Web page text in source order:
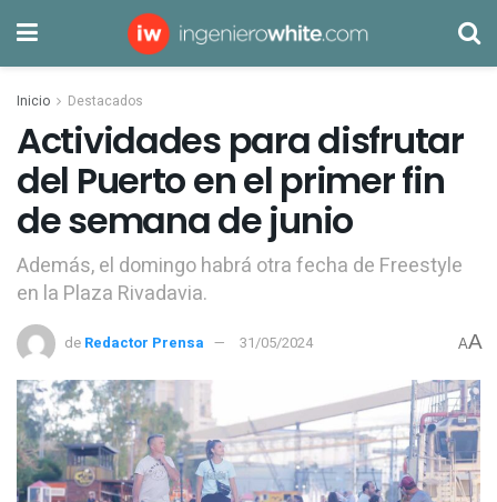
Inicio Destacados
Actividades para disfrutar
del Puerto en el primer fin
de semana de junio
Además, el domingo habrá otra fecha de Freestyle
en la Plaza Rivadavia.
de Redactor Prensa 31/05/2024 AA